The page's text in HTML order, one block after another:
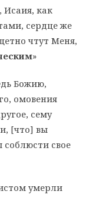
Исаия, как
сердце же
чтут Меня,
»
Божию,
омовения
сему
[что] вы
соблюсти свое
умерли